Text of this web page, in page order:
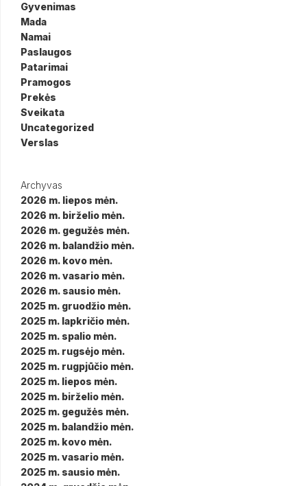
Gyvenimas
Mada
Namai
Paslaugos
Patarimai
Pramogos
Prekės
Sveikata
Uncategorized
Verslas
Archyvas
2026 m. liepos mėn.
2026 m. birželio mėn.
2026 m. gegužės mėn.
2026 m. balandžio mėn.
2026 m. kovo mėn.
2026 m. vasario mėn.
2026 m. sausio mėn.
2025 m. gruodžio mėn.
2025 m. lapkričio mėn.
2025 m. spalio mėn.
2025 m. rugsėjo mėn.
2025 m. rugpjūčio mėn.
2025 m. liepos mėn.
2025 m. birželio mėn.
2025 m. gegužės mėn.
2025 m. balandžio mėn.
2025 m. kovo mėn.
2025 m. vasario mėn.
2025 m. sausio mėn.